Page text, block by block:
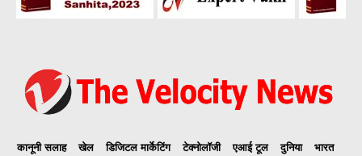
कानूनी सलाह खेल डिजिटल मार्केटिंग टेक्नोलॉजी एआई टूल दुनिया
भारत